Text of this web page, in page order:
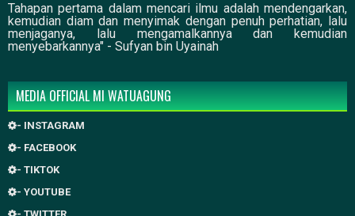
Tahapan pertama dalam mencari ilmu adalah mendengarkan,
kemudian diam dan menyimak dengan penuh perhatian, lalu
menjaganya, lalu mengamalkannya dan kemudian
menyebarkannya" - Sufyan bin Uyainah
MEDIA OFFICIAL MI WATUAGUNG
- INSTAGRAM
- FACEBOOK
- TIKTOK
- YOUTUBE